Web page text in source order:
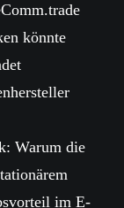
könnte
Warum die
im E-